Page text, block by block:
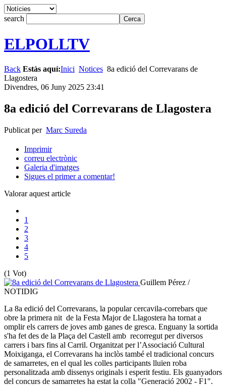
search
ELPOLLTV
Back Estàs aquí:Inici Notices 8a edició del Correvarans de
Llagostera
Divendres, 06 Juny 2025 23:41
8a edició del Correvarans de Llagostera
Publicat per Marc Sureda
Imprimir
correu electrònic
Galeria d'imatges
Sigues el primer a comentar!
Valorar aquest article
1
2
3
4
5
(1 Vot)
Guillem Pérez /
NOTIDIG
La 8a edició del Correvarans, la popular cercavila-correbars que
obre la primera nit de la Festa Major de Llagostera ha tornat a
omplir els carrers de joves amb ganes de gresca. Enguany la sortida
s'ha fet des de la Plaça del Castell amb recorregut per diversos
carrers i bars fins al Carril. Organitzat per l’Associació Cultural
Moixiganga, el Correvarans ha inclòs també el tradicional concurs
de samarretes, en el qual les colles participants lluïen roba
personalitzada amb dissenys originals i esperit festiu. Els guanyadors
del concurs de samarretes ha estat la colla "Generació 2002 - F1".